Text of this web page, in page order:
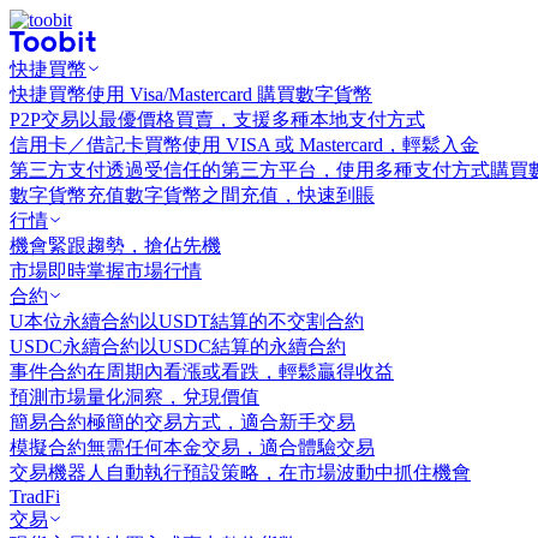
快捷買幣
快捷買幣使用 Visa/Mastercard 購買數字貨幣
P2P交易 以最優價格買賣，支援多種本地支付方式
信用卡／借記卡買幣使用 VISA 或 Mastercard，輕鬆入金
第三方支付透過受信任的第三方平台，使用多種支付方式購買
數字貨幣充值數字貨幣之間充值，快速到賬
行情
機會緊跟趨勢，搶佔先機
市場即時掌握市場行情
合約
U本位永續合約 以USDT結算的不交割合約
USDC永續合約 以USDC結算的永續合約
事件合約在周期內看漲或看跌，輕鬆贏得收益
預測市場量化洞察，兌現價值
簡易合約極簡的交易方式，適合新手交易
模擬合約無需任何本金交易，適合體驗交易
交易機器人 自動執行預設策略，在市場波動中抓住機會
TradFi
交易